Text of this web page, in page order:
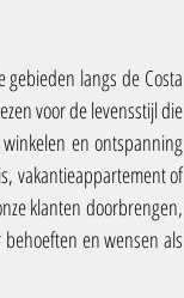
langs de Costa
voor de levensstijl die
en ontspanning
vakantieappartement of
klanten doorbrengen,
en wensen als